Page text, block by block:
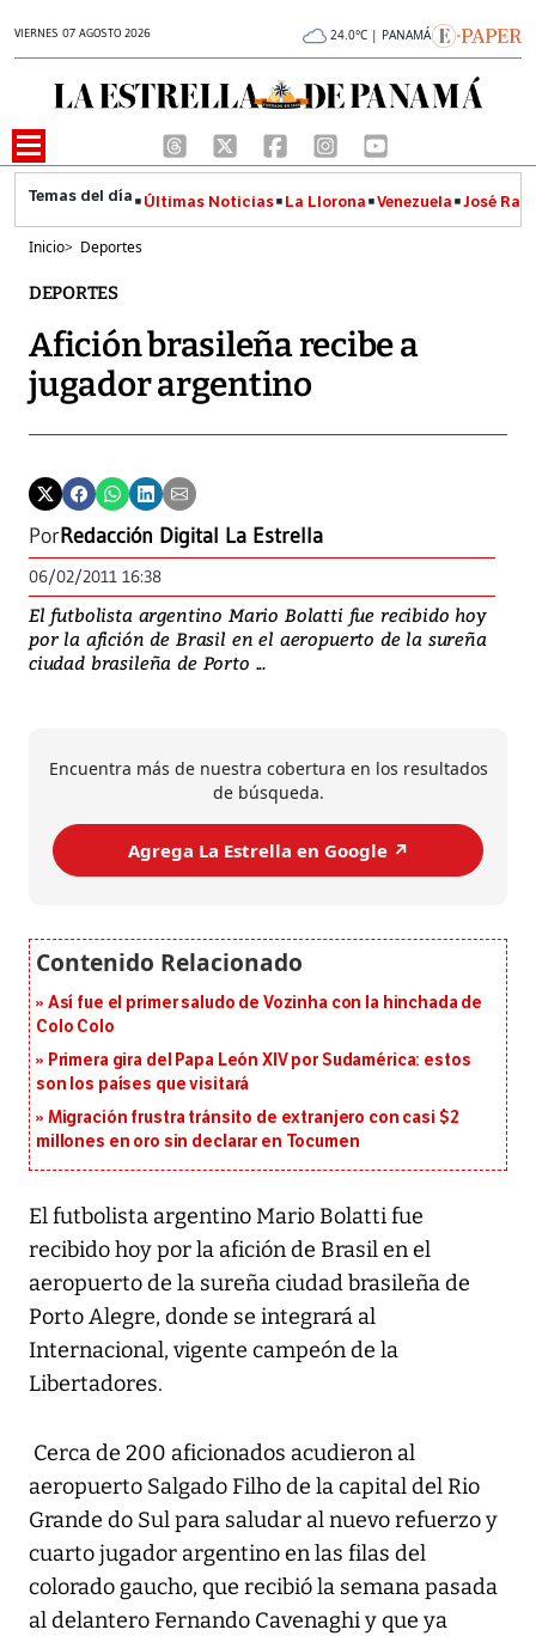
VIERNES 07 AGOSTO 2026 24.0°C | PANAMÁ
Últimas Noticias La Llorona Venezuela José
Inicio> Deportes
DEPORTES
Afición brasileña recibe a
jugador argentino
PorRedacción Digital La Estrella
06/02/2011 16:38
El futbolista argentino Mario Bolatti fue recibido hoy
por la afición de Brasil en el aeropuerto de la sureña
ciudad brasileña de Porto ...
Encuentra más de nuestra cobertura en los resultados
de búsqueda.
Agrega La Estrella en Google ↗️
Así fue el primer saludo de Vozinha con la hinchada de
Colo Colo
Primera gira del Papa León XIV por Sudamérica: estos
son los países que visitará
Migración frustra tránsito de extranjero con casi $2
millones en oro sin declarar en Tocumen
El futbolista argentino Mario Bolatti fue
recibido hoy por la afición de Brasil en el
aeropuerto de la sureña ciudad brasileña de
Porto Alegre, donde se integrará al
Internacional, vigente campeón de la
Libertadores.
Cerca de 200 aficionados acudieron al
aeropuerto Salgado Filho de la capital del Rio
Grande do Sul para saludar al nuevo refuerzo y
cuarto jugador argentino en las filas del
colorado gaucho, que recibió la semana pasada
al delantero Fernando Cavenaghi y que ya